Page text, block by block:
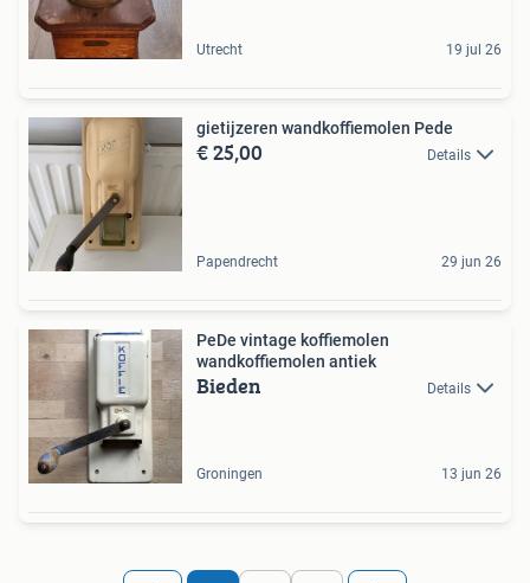
Utrecht 19 jul 26
gietijzeren wandkoffiemolen Pede
€ 25,00 Details
Papendrecht 29 jun 26
PeDe vintage koffiemolen
wandkoffiemolen antiek
Bieden Details
Groningen 13 jun 26